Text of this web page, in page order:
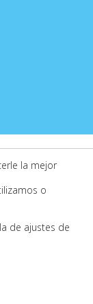
la mejor
o
de ajustes de